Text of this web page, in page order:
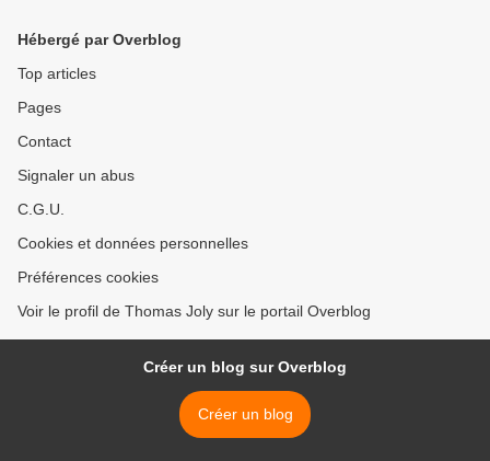
Hébergé par Overblog
Top articles
Pages
Contact
Signaler un abus
C.G.U.
Cookies et données personnelles
Préférences cookies
Voir le profil de Thomas Joly sur le portail Overblog
Créer un blog sur Overblog
Créer un blog